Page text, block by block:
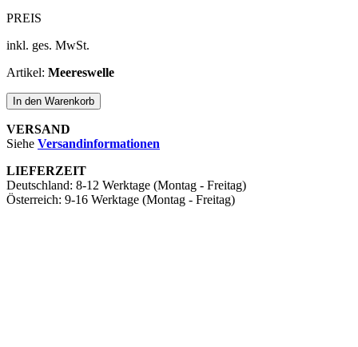
PREIS
inkl. ges. MwSt.
Artikel: Meereswelle
In den Warenkorb
VERSAND
Siehe ​ Versandinformationen
LIEFERZEIT
Deutschland: ​8-12 Werktage (Montag - Freitag)
Österreich: ​9-16 Werktage (Montag - Freitag)